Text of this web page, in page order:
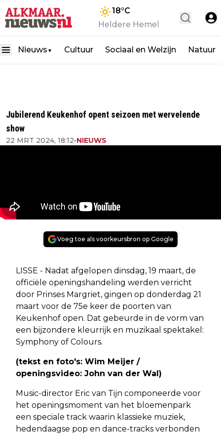
18°C
Heldere Hemel
Nieuws ▼ Cultuur Sociaal en Welzijn Natuur
Jubilerend Keukenhof opent seizoen met wervelende
show
22 MRT 2024, 18:12•NIEUWS
Voeg toe als voorkeursbron op Google
LISSE - Nadat afgelopen dinsdag, 19 maart, de
officiële openingshandeling werden verricht
door Prinses Margriet, gingen op donderdag 21
maart voor de 75e keer de poorten van
Keukenhof open. Dat gebeurde in de vorm van
een bijzondere kleurrijk en muzikaal spektakel:
Symphony of Colours.
(tekst en foto's: Wim Meijer /
openingsvideo: John van der Wal)
Music-director Eric van Tijn componeerde voor
het openingsmoment van het bloemenpark
een speciale track waarin klassieke muziek,
hedendaagse pop en dance-tracks verbonden